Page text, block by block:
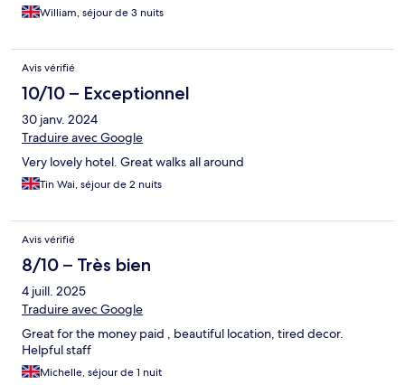
William, séjour de 3 nuits
Avis vérifié
10/10 – Exceptionnel
30 janv. 2024
Traduire avec Google
Very lovely hotel. Great walks all around
Tin Wai, séjour de 2 nuits
Avis vérifié
8/10 – Très bien
4 juill. 2025
Traduire avec Google
Great for the money paid , beautiful location, tired decor.
Helpful staff
Michelle, séjour de 1 nuit